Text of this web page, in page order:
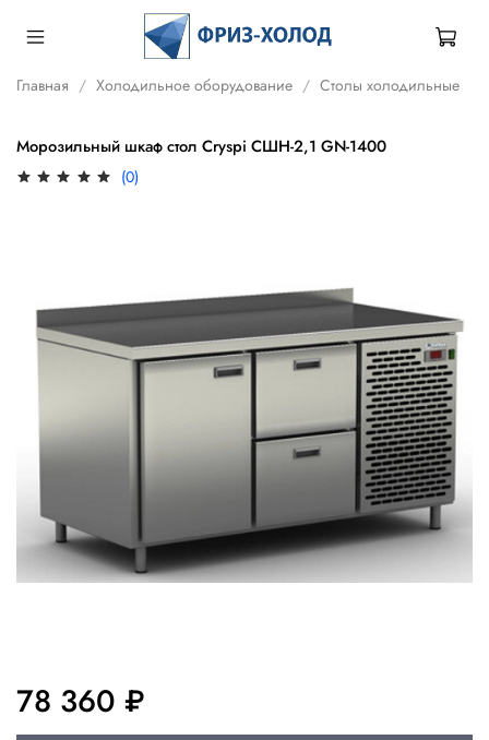
Главная Холодильное оборудование Столы холодильные
Морозильный шкаф стол Cryspi СШН-2,1 GN-1400
(0)
78 360 ₽